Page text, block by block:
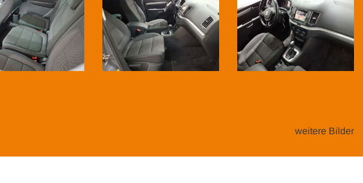
weitere Bilder